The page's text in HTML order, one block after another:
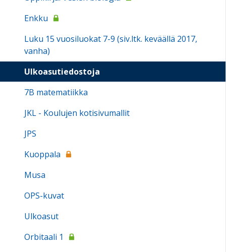
Enkku
Luku 15 vuosiluokat 7-9 (siv.ltk. keväällä 2017,
vanha)
Ulkoasutiedostoja
7B matematiikka
JKL - Koulujen kotisivumallit
JPS
Kuoppala
Musa
OPS-kuvat
Ulkoasut
Orbitaali 1